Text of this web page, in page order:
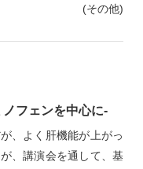
(その他)
フェンを中心に‐
、よく肝機能が上がっ
、講演会を通して、基